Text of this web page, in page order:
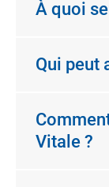
À quoi
Qui peut
Vitale ?